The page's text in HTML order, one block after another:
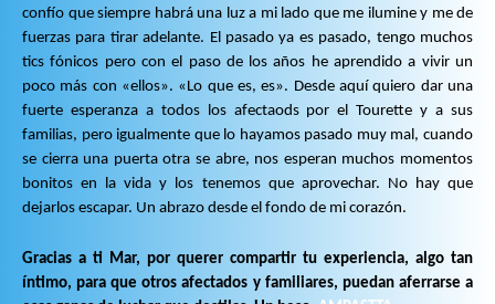
confío que siempre habrá una luz a mi lado que me ilumine y me de
fuerzas para tirar adelante. El pasado ya es pasado, tengo muchos
tics fónicos pero con el paso de los años he aprendido a vivir un
poco más con «ellos». «Lo que es, es». Desde aquí quiero dar una
fuerte esperanza a todos los afectaods por el Tourette y a sus
familias, pero igualmente que lo hayamos pasado muy mal, cuando
se cierra una puerta otra se abre, nos esperan muchos momentos
bonitos en la vida y los tenemos que aprovechar. No hay que
dejarlos escapar. Un abrazo desde el fondo de mi corazón.
Gracias a ti Mar, por querer compartir tu experiencia, algo tan
íntimo, para que otros afectados y familiares, puedan aferrarse a